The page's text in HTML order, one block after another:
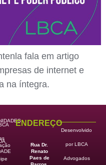
fala em artigo
de internet e
na íntegra.
ENDEREÇO
Rua Dr.
Renato
Paes de
Desenvolvido
por LBCA
Advogados